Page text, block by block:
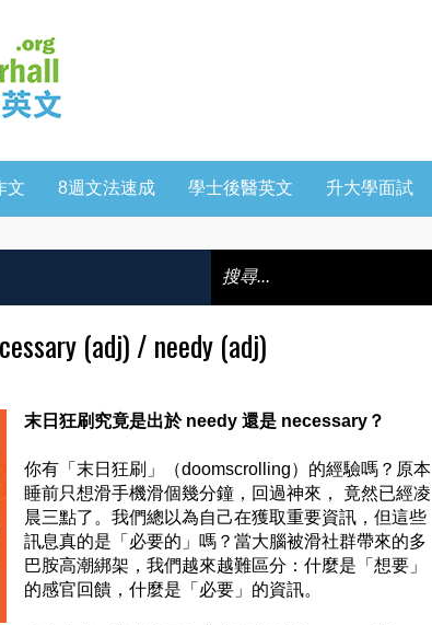
文 8週文法速成 學士後醫英文 升大學面試
(adj) / needy (adj)
末日狂刷究竟是出於 needy 還是 necessary？
你有「末日狂刷」（doomscrolling）的經驗嗎？原本
睡前只想滑手機滑個幾分鐘，回過神來， 竟然已經凌
晨三點了。我們總以為自己在獲取重要資訊，但這些
訊息真的是「必要的」嗎？當大腦被滑社群帶來的多
巴胺高潮綁架，我們越來越難區分：什麼是「想要」
的感官回饋，什麼是「必要」的資訊。